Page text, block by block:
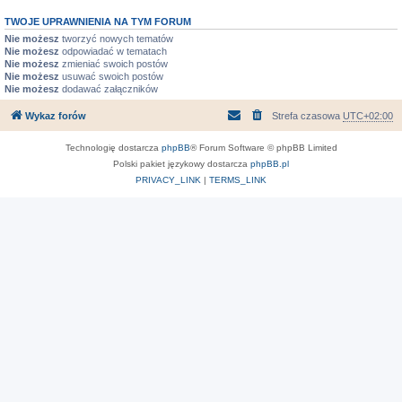
TWOJE UPRAWNIENIA NA TYM FORUM
Nie możesz tworzyć nowych tematów
Nie możesz odpowiadać w tematach
Nie możesz zmieniać swoich postów
Nie możesz usuwać swoich postów
Nie możesz dodawać załączników
Wykaz forów Strefa czasowa UTC+02:00
Technologię dostarcza phpBB® Forum Software © phpBB Limited
Polski pakiet językowy dostarcza phpBB.pl
PRIVACY_LINK | TERMS_LINK